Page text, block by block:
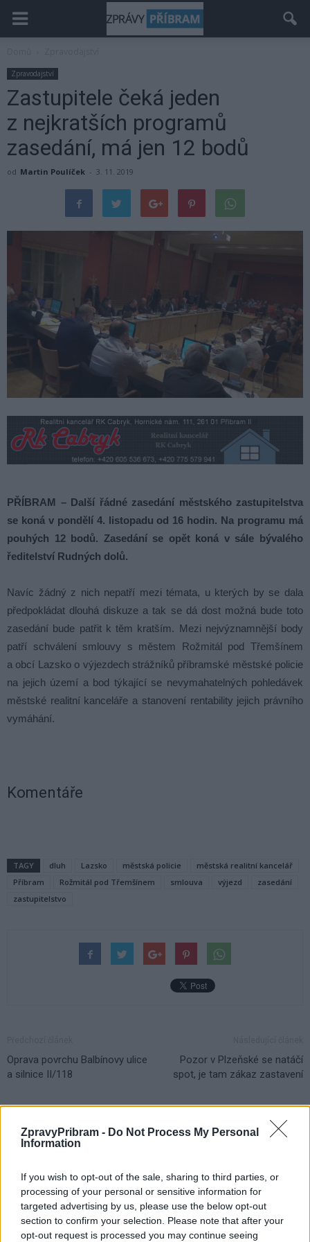
ZpravyPribram - Do Not Process My Personal
Information
If you wish to opt-out of the sale, sharing to third parties, or
processing of your personal or sensitive information for
targeted advertising by us, please use the below opt-out
section to confirm your selection. Please note that after your
opt-out request is processed you may continue seeing
Zpravodajství
Zastupitele čeká jeden
z nejkratších programů
zasedání, má jen 12 bodů
od Martin Poulíček - 3. 11. 2019
PŘÍBRAM – Další řádné zasedání městského zastupitelstva
se koná v pondělí 4. listopadu od 16 hodin. Na programu má
pouhých 12 bodů. Zasedání se opět koná v sále bývalého
ředitelství Rudných dolů.
Navíc žádný z nich nepatří mezi témata, u kterých by se dala
předpokládat dlouhá diskuze a tak se dá dost možná bude toto
zasedání bude patřit k těm kratším. Mezi nejvýznamnější body
patří schválení smlouvy s městem Rožmitál pod Třemšínem
a obcí Lazsko o výjezdech strážníků příbramské městské policie
na jejich území a bod týkající se nevymahatelných pohledávek
městské realitní kanceláře a stanovení rentability jejich právního
vymáhání.
Komentáře
TAGY dluh Lazsko městská policie
městská realitní kancelář
Příbram
Rožmitál pod Třemšínem smlouva výjezd
zasedání
zastupitelstvo
Oprava povrchu Balbínovy ulice
a silnice II/118
Pozor v Plzeňské se natáčí
spot, je tam zákaz zastavení
VÍCE OD AUTORA
Zpravodajství
Většina koupališť na Příbramsku nabízí
výborné podmínky. Horší voda je jen na
Živohošti